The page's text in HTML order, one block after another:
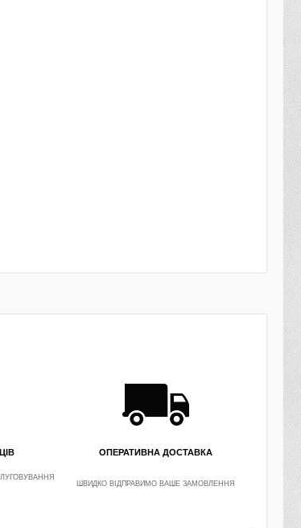
ОПЕРАТИВНА ДОСТАВКА
ШВИДКО ВІДПРАВИМО ВАШЕ ЗАМОВЛЕННЯ